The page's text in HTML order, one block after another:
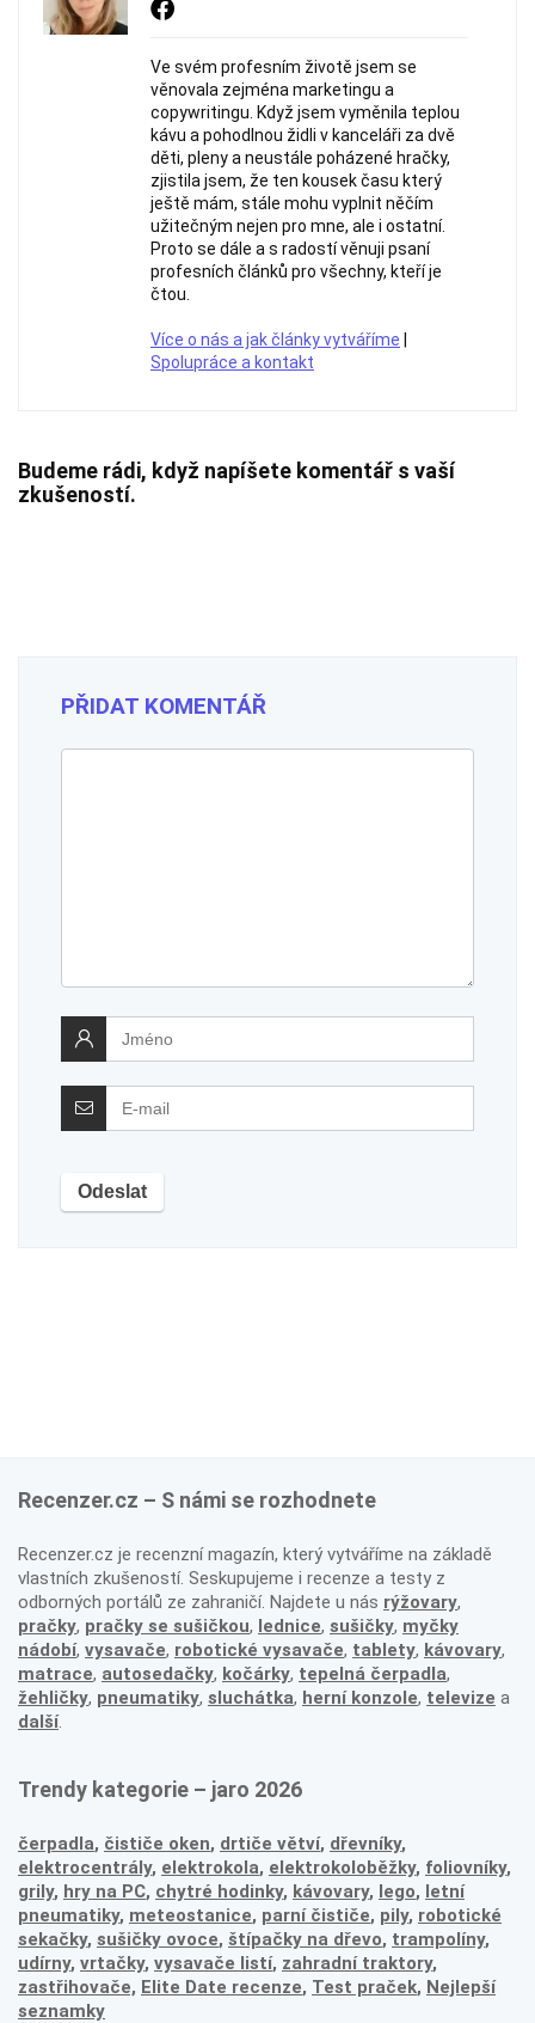
Ve svém profesním životě jsem se
věnovala zejména marketingu a
copywritingu. Když jsem vyměnila teplou
kávu a pohodlnou židli v kanceláři za dvě
děti, pleny a neustále poházené hračky,
zjistila jsem, že ten kousek času který
ještě mám, stále mohu vyplnit něčím
užitečným nejen pro mne, ale i ostatní.
Proto se dále a s radostí věnuji psaní
profesních článků pro všechny, kteří je
čtou.
Více o nás a jak články vytváříme
Spolupráce a kontakt
Budeme rádi, když napíšete komentář s vaší
zkušeností.
PŘIDAT KOMENTÁŘ
Recenzer.cz – S námi se rozhodnete
Recenzer.cz je recenzní magazín, který vytváříme na základě
vlastních zkušeností. Seskupujeme i recenze a testy z
odborných portálů ze zahraničí. Najdete u nás rýžovary,
pračky, pračky se sušičkou, lednice, sušičky, myčky
nádobí, vysavače, robotické vysavače, tablety, kávovary,
matrace, autosedačky, kočárky, tepelná čerpadla,
žehličky, pneumatiky, sluchátka, herní konzole, televize a
další.
Trendy kategorie – jaro 2026
čerpadla, čističe oken, drtiče větví, dřevníky,
elektrocentrály, elektrokola, elektrokoloběžky, foliovníky,
grily, hry na PC, chytré hodinky, kávovary, lego, letní
pneumatiky, meteostanice, parní čističe, pily, robotické
sekačky, sušičky ovoce, štípačky na dřevo, trampolíny,
udírny, vrtačky, vysavače listí, zahradní traktory,
zastřihovače, Elite Date recenze, Test praček, Nejlepší
seznamky